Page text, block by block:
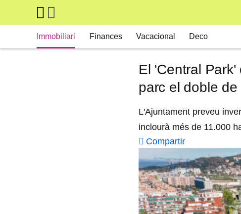
Skip to main content
Immobiliari Finances Vacacional Deco
El 'Central
parc el doble
L'Ajuntament preveu
inclourà més de 11.000
Compartir